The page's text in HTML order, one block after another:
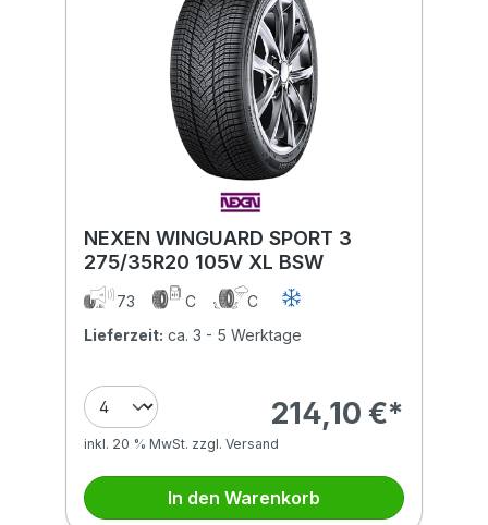
NEXEN WINGUARD SPORT 3
275/35R20 105V XL BSW
73 C
C
Lieferzeit: ca. 3 - 5 Werktage
214,10 €*
inkl. 20 % MwSt. zzgl. Versand
In den Warenkorb